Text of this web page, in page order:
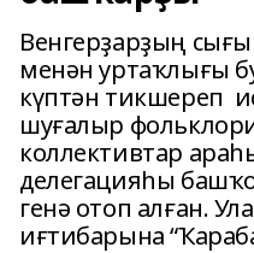
Венгерҙарҙың
менән уртаҡлығы
күптән тикшереп
шуғалыр
коллективтар
делегацияһы
генә отоп алған.
иғтибарына